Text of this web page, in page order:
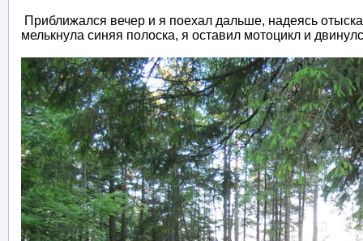
Приближался вечер и я поехал дальше, надеясь
мелькнула синяя полоска, я оставил мотоцикл и